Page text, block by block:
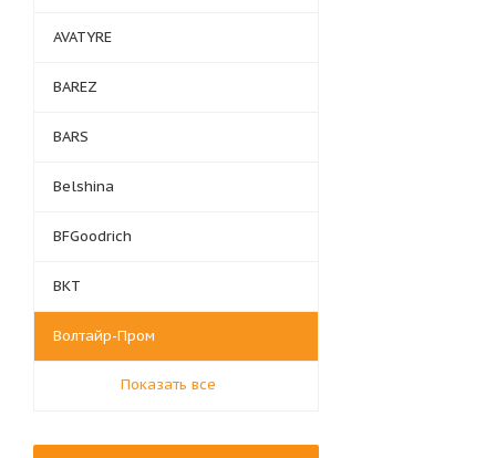
AVATYRE
BAREZ
BARS
Belshina
BFGoodrich
BKT
Волтайр-Пром
Показать все